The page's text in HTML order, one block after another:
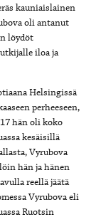
kauniaislainen
oli antanut
löydöt
iloa ja
Helsingissä
perheeseen,
hän oli koko
kesäisillä
Vyrubova
hän ja hänen
reellä jäätä
Vyrubova eli
Ruotsin